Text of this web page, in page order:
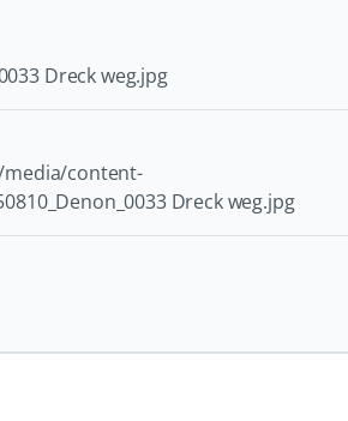
Dreck weg.jpg
content-
Dreck weg.jpg